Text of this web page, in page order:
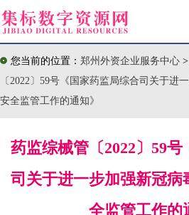
您当前的位置： 郑州外资企业服务中心 >
〔2022〕59号《国家药监局综合司关于进
安全监管工作的通知》
药监综械管〔2022〕59
司关于进一步加强新冠病
全监管工作的